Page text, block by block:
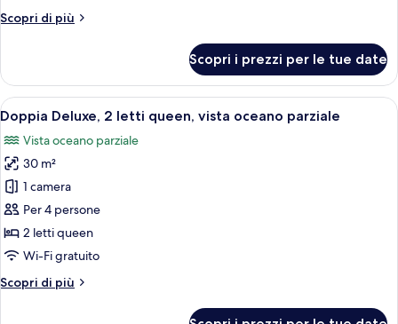
king,
parziale
Scopri di più
Altri
Deluxe,
letto
king,
vista
oceano
parziale
Scopri i prezzi per le tue date
Apri
tutte
le
foto
per
Doppia
Deluxe,
2
queen,
Camera d'albergo con due letti, una
9
Doppia Deluxe, 2 letti queen, vista oceano parziale
Vista oceano parziale
30 m²
1 camera
Per 4 persone
2 letti queen
Wi-Fi gratuito
Scopri di più
Altri